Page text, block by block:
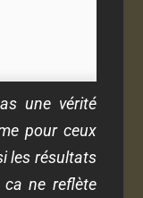
une vérité
pour ceux
les résultats
ne reflète